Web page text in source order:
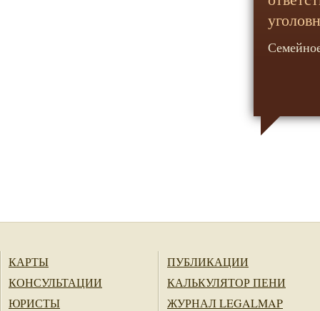
КАРТЫ
КОНСУЛЬТАЦИИ
ЮРИСТЫ
ПУБЛИКАЦИИ
КАЛЬКУЛЯТОР ПЕНИ
ЖУРНАЛ LEGALMAP